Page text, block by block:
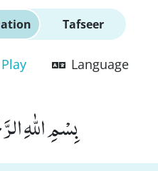
Tafseer
Play Language
بِسْمِ اللّٰهِ